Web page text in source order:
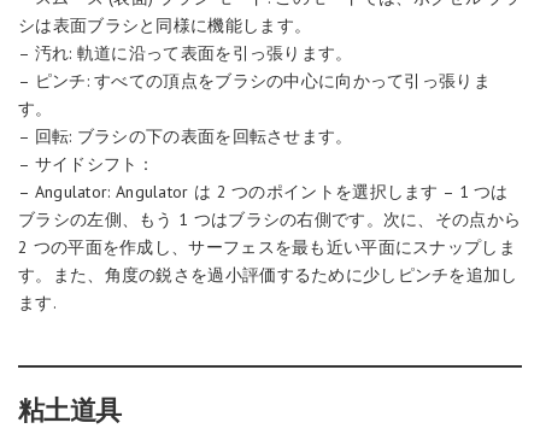
シは表面ブラシと同様に機能します。
– 汚れ: 軌道に沿って表面を引っ張ります。
– ピンチ: すべての頂点をブラシの中心に向かって引っ張りま
す。
– 回転: ブラシの下の表面を回転させます。
– サイドシフト：
– Angulator: Angulator は 2 つのポイントを選択します – 1 つは
ブラシの左側、もう 1 つはブラシの右側です。次に、その点から
2 つの平面を作成し、サーフェスを最も近い平面にスナップしま
す。また、角度の鋭さを過小評価するために少しピンチを追加し
ます.
粘土道具